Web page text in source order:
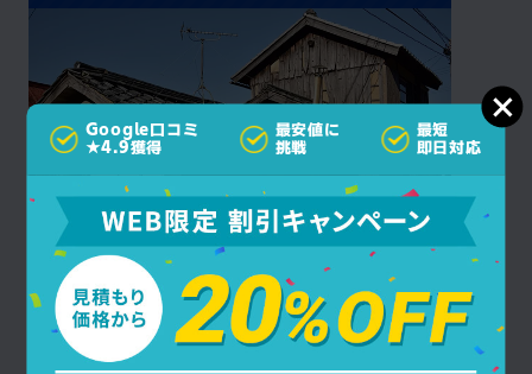
遺品整理やゴミ屋敷など
一軒家のお片付け
Google口コミ
★4.9獲得
最安値に
挑戦
最短
即日対応